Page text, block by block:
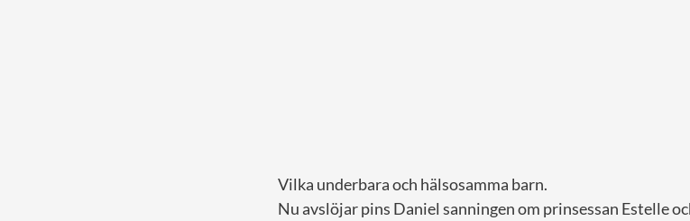
Vilka underbara och hälsosamma barn.
Nu avslöjar pins Daniel sanningen om prinsessan Estelle